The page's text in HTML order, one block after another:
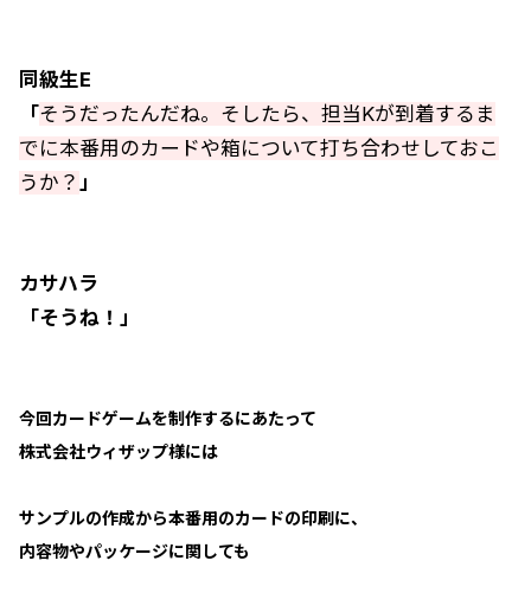
同級生E
「そうだったんだね。そしたら、担当Kが到着するま
でに本番用のカードや箱について打ち合わせしておこ
うか？ 」
カサハラ
「そうね！」
今回カードゲームを制作するにあたって
株式会社ウィザップ様には
サンプルの作成から本番用のカードの印刷に、
内容物やパッケージに関しても